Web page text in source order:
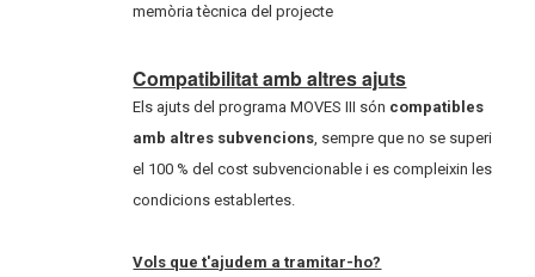
memòria tècnica del projecte
Compatibilitat amb altres ajuts
Els ajuts del programa MOVES III són compatibles
amb altres subvencions , sempre que no se superi
el 100 % del cost subvencionable i es compleixin les
condicions establertes.
Vols que t'ajudem a tramitar-ho?